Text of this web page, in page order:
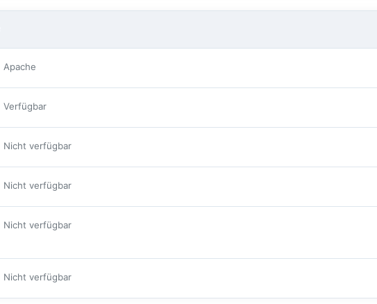
Apache
Verfügbar
Nicht verfügbar
Nicht verfügbar
Nicht verfügbar
Nicht verfügbar